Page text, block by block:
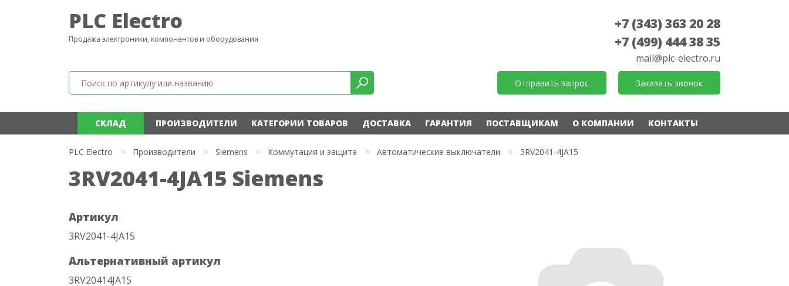
PLC Electro
Продажа электроники, компонентов и оборудования
+7 (343) 363 20 28
+7 (499) 444 38 35
mail@plc-electro.ru
Отправить запрос Заказать звонок
СКЛАД ПРОИЗВОДИТЕЛИ КАТЕГОРИИ ТОВАРОВ ДОСТАВКА ГАРАНТИЯ ПОСТАВЩИКАМ О КОМПАНИИ КОНТАКТЫ
PLC Electro > Производители > Siemens > Коммутация и защита > Автоматические выключатели > 3RV2041-4JA15
3RV2041-4JA15 Siemens
Артикул
3RV2041-4JA15
Альтернативный артикул
3RV20414JA15